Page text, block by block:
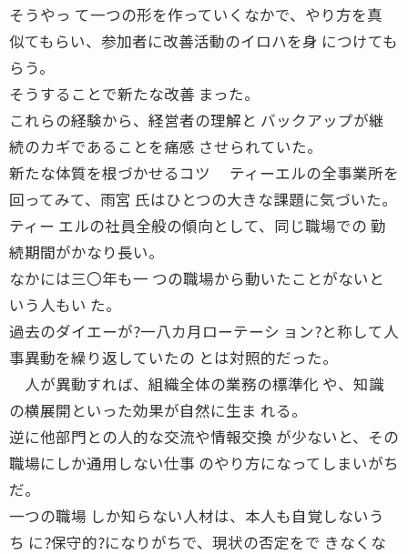
そうやっ て一つの形を作っていくなかで、やり方を真
似てもらい、参加者に改善活動のイロハを身 につけても
らう。
そうすることで新たな改善 まった。
これらの経験から、経営者の理解と バックアップが継
続のカギであることを痛感 させられていた。
新たな体質を根づかせるコツ ティーエルの全事業所を
回ってみて、雨宮 氏はひとつの大きな課題に気づいた。
ティー エルの社員全般の傾向として、同じ職場での 勤
続期間がかなり長い。
なかには三〇年も一 つの職場から動いたことがないと
いう人もい た。
過去のダイエーが?一八カ月ローテーシ ョン?と称して人
事異動を繰り返していたの とは対照的だった。
人が異動すれば、組織全体の業務の標準化 や、知識
の横展開といった効果が自然に生ま れる。
逆に他部門との人的な交流や情報交換 が少ないと、その
職場にしか通用しない仕事 のやり方になってしまいがち
だ。
一つの職場 しか知らない人材は、本人も自覚しないう
ち に?保守的?になりがちで、現状の否定をで きなくな